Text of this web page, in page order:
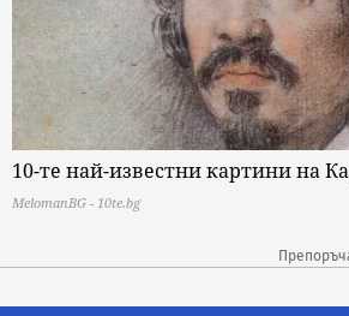
10-те най-известни картини на
MelomanBG - 10te.bg